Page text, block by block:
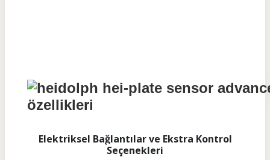
Elektriksel Bağlantılar ve Ekstra Kontrol
Seçenekleri